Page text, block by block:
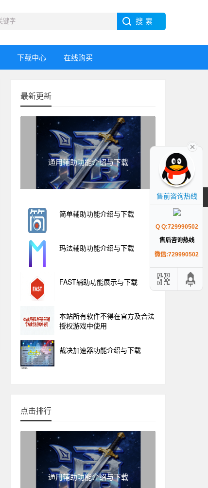
下载中心 在线购买
最新更新
通用辅助功能介绍与下载
简单辅助功能介绍与下载
玛法辅助功能介绍与下载
FAST辅助功能展示与下载
本站所有软件不得在官方及合法
授权游戏中使用
裁决加速器功能介绍与下载
点击排行
通用辅助功能介绍与下载
售前咨询热线
Q Q:729990502
售后咨询热线
微信:729990502